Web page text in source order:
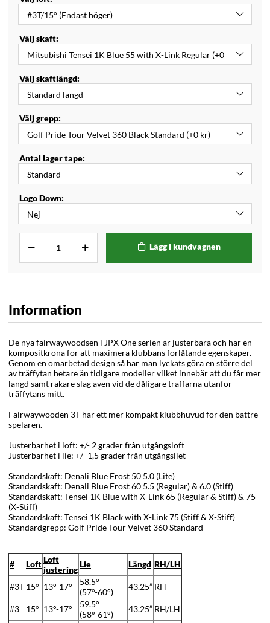
Välj skaft:
Välj skaftlängd:
Välj grepp:
Antal lager tape:
Logo Down:
Lägg i kundvagnen
Information
De nya fairwaywoodsen i JPX One serien är justerbara och har en
kompositkrona för att maximera klubbans förlåtande egenskaper.
Genom en omarbetad design så har man lyckats göra en större del
av träffytan hetare än tidigare modeller vilket innebär att du får mer
längd samt rakare slag även vid de dåligare träffarna utanför
träffytans mitt.
Fairwaywooden 3T har ett mer kompakt klubbhuvud för den bättre
spelaren.
Justerbarhet i loft: +/- 2 grader från utgångsloft
Justerbarhet i lie: +/- 1,5 grader från utgångsliet
Standardskaft: Denali Blue Frost 50 5.0 (Lite)
Standardskaft: Denali Blue Frost 60 5.5 (Regular) & 6.0 (Stiff)
Standardskaft: Tensei 1K Blue with X-Link 65 (Regular & Stiff) & 75
(X-Stiff)
Standardskaft: Tensei 1K Black with X-Link 75 (Stiff & X-Stiff)
Standardgrepp: Golf Pride Tour Velvet 360 Standard
# LoftLoft
justering
Lie Längd RH/LH
#3T 15° 13°-17°
58.5°
(57°-60°)
43.25” RH
#3 15° 13°-17°
59.5°
(58°-61°)
43.25” RH/LH